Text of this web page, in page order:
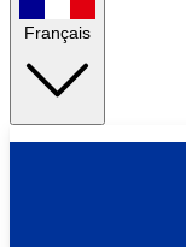
Français